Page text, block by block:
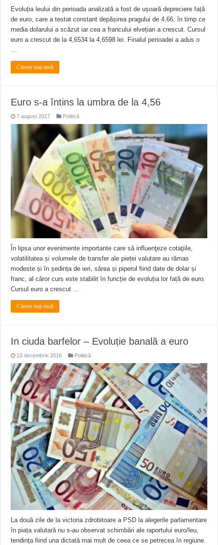
Evoluția leului din perioada analizată a fost de ușoară depreciere față
de euro, care a testat constant depășirea pragului de 4,66, în timp ce
media dolarului a scăzut iar cea a francului elvețian a crescut. Cursul
euro a crescut de la 4,6534 la 4,6598 lei. Finalul perioadei a adus o
…
Citeste mai mult
Euro s-a întins la umbra de la 4,56
7 august 2017 Politică
În lipsa unor evenimente importante care să influenţeze cotaţiile,
volatilitatea și volumele de transfer ale pieței valutare au rămas
modeste și în ședința de ieri, sărea și piperul fiind date de dolar și
franc, al căror curs este stabilit în funcție de evoluția lor față de euro.
Cursul euro a crescut …
Citeste mai mult
In ciuda barfelor – Evoluție banală a euro
13 decembrie 2016 Politică
La două zile de la victoria zdrobitoare a PSD la alegerile parlamentare
în piața valutară nu s-au observat schimbări ale raportului euro/leu,
tendința fiind una dictată mai mult de ceea ce se petrecea în regiune.